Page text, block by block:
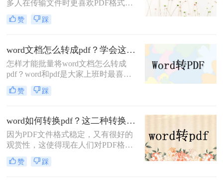
多人在传输文件时更喜欢PDF格式，
不容易更改信息。便于阅读、便于传
送、便于保存，所以word转pdf这类操
转换的方法已被许多人使用、熟知，
但同时也有许多人不知道太熟悉这种
操作，不知道word如何转为pdf格式，
所以今天小编就针对这部分不懂操作
的朋友，下面分享一下word转pdf方
法。
赞 踩
word文档怎么转成pdf？学会这三种方法，轻松解决转换难题
怎样才能批量将word文档怎么转成
pdf？word和pdf是大家上班时最喜欢
的文档文件。编写word文件非常方
便，便于排版。我们都喜欢使用pdf格
件，但是编写pdf格式并不是很方便。
因此，我们将首先编写word中的内
容，然后转换为pdf文件，问题就可以
解决。但是，如果word文件数量多，
pdf效率太低，浪费时间。 如果你想
节省时间和提高效率，你最好一次性
赞 踩
word如何转换pdf？这二种转换方法你得知道
因为PDF文件格式稳定，又有很好的
观赏性，这使得现在人们对PDF格式
文档的使用越来越频繁，网上搜索的
资料文件也多为PDF格式，即使是现
赞 踩